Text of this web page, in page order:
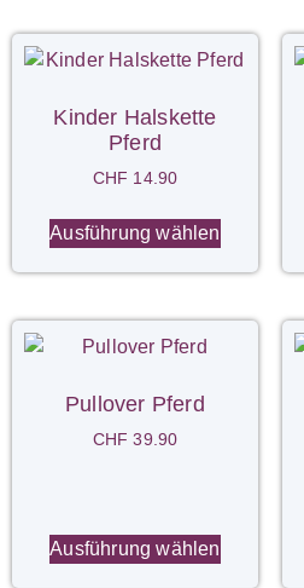
Kinder Halskette
Pferd
CHF 14.90
Ausführung wählen
Pullover Pferd
CHF 39.90
Ausführung wählen